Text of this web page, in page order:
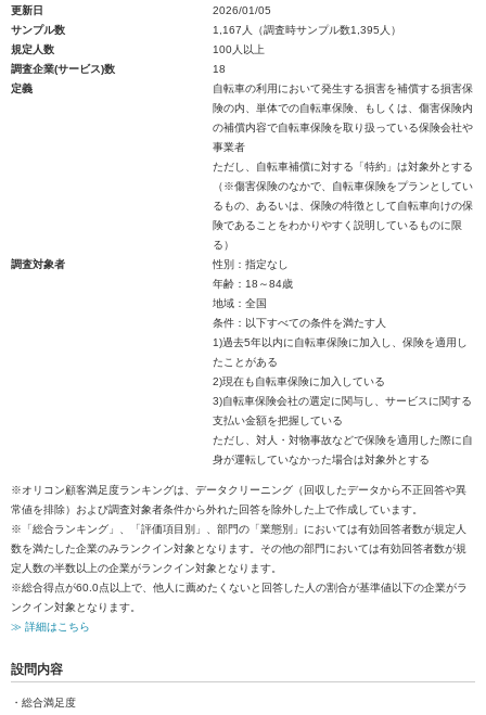
更新日
2026/01/05
サンプル数
1,167人（調査時サンプル数1,395人）
規定人数
100人以上
調査企業(サービス)数
18
定義
自転車の利用において発生する損害を補償する損害保
険の内、単体での自転車保険、もしくは、傷害保険内
の補償内容で自転車保険を取り扱っている保険会社や
事業者
ただし、自転車補償に対する「特約」は対象外とする
（※傷害保険のなかで、自転車保険をプランとしてい
るもの、あるいは、保険の特徴として自転車向けの保
険であることをわかりやすく説明しているものに限
る）
調査対象者
性別：指定なし
年齢：18～84歳
地域：全国
条件：以下すべての条件を満たす人
1)過去5年以内に自転車保険に加入し、保険を適用し
たことがある
2)現在も自転車保険に加入している
3)自転車保険会社の選定に関与し、サービスに関する
支払い金額を把握している
ただし、対人・対物事故などで保険を適用した際に自
身が運転していなかった場合は対象外とする
※オリコン顧客満足度ランキングは、データクリーニング（回収したデータから不正回答や異
常値を排除）および調査対象者条件から外れた回答を除外した上で作成しています。
※「総合ランキング」、「評価項目別」、部門の「業態別」においては有効回答者数が規定人
数を満たした企業のみランクイン対象となります。その他の部門においては有効回答者数が規
定人数の半数以上の企業がランクイン対象となります。
※総合得点が60.0点以上で、他人に薦めたくないと回答した人の割合が基準値以下の企業がラ
ンクイン対象となります。
≫ 詳細はこちら
設問内容
・総合満足度